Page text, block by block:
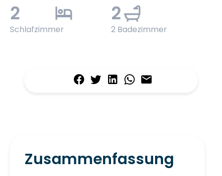
2
Schlafzimmer
2
2 Badezimmer
Zusammenfassung